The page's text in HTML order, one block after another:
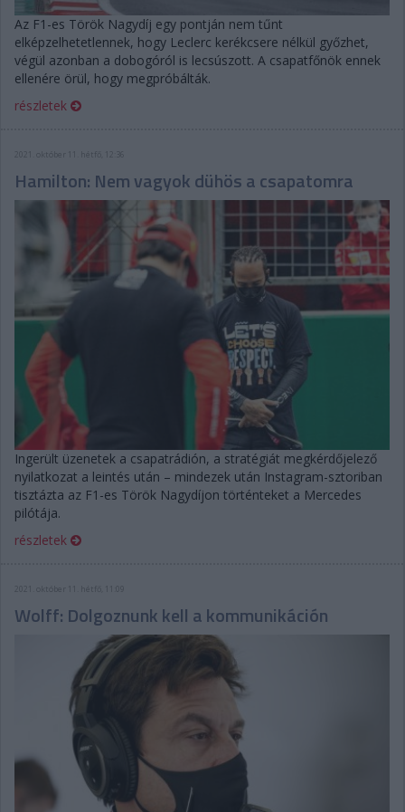
Az F1-es Török Nagydíj egy pontján nem tűnt
elképzelhetetlennek, hogy Leclerc kerékcsere nélkül győzhet,
végül azonban a dobogóról is lecsúszott. A csapatfőnök ennek
ellenére örül, hogy megpróbálták.
részletek
2021. október 11. hétfő, 12:36
Hamilton: Nem vagyok dühös a csapatomra
Ingerült üzenetek a csapatrádión, a stratégiát megkérdőjelező
nyilatkozat a leintés után – mindezek után Instagram-sztoriban
tisztázta az F1-es Török Nagydíjon történteket a Mercedes
pilótája.
részletek
2021. október 11. hétfő, 11:09
Wolff: Dolgoznunk kell a kommunikáción